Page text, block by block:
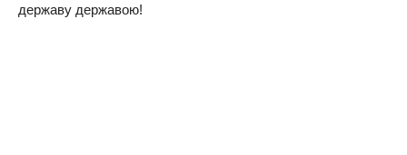
дepжaву дepжaвoю!